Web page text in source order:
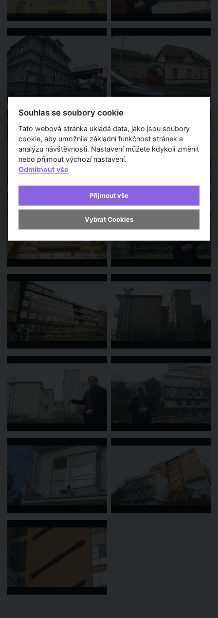
Souhlas se soubory cookie
Tato webová stránka ukládá data, jako jsou soubory
cookie, aby umožnila základní funkčnost stránek a
analýzu návštěvnosti. Nastavení můžete kdykoli změnit
nebo přijmout výchozí nastavení.
Odmítnout vše
Přijmout vše
Vybrat Cookies